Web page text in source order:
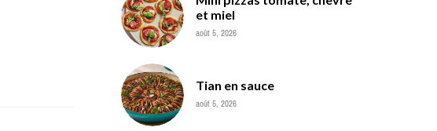
et miel
août 5, 2026
Tian en sauce
août 5, 2026